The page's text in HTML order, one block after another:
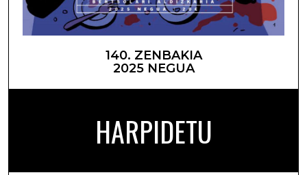
140. ZENBAKIA
2025 NEGUA
HARPIDETU